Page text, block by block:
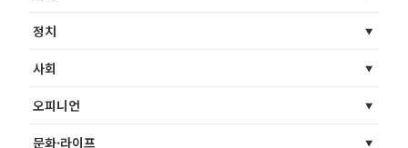
정치
사회
오피니언
문화·라이프